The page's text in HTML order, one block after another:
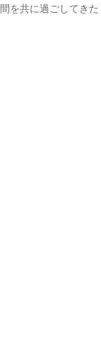
を共に過ごしてきた